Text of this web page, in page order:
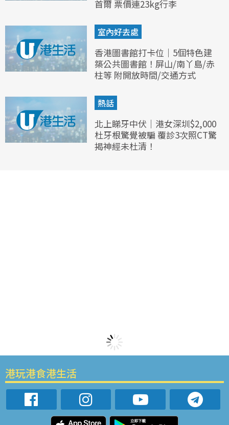
首爾 票價連23kg行李
室內好去處
香港圖書館打卡位｜5個特色建
築公共圖書館！屏山/南丫島/赤
柱等 附開放時間/交通方式
熱話
北上睇牙中伏｜港女深圳$2,000
杜牙根驚覺被騙 覆診3次照CT驚
揭神經未杜清！
港玩港食港生活